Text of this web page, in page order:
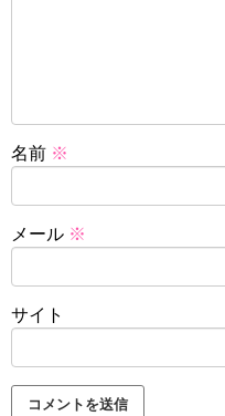
名前 ※
メール ※
サイト